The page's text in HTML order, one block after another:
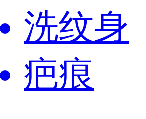
洗纹身
疤痕